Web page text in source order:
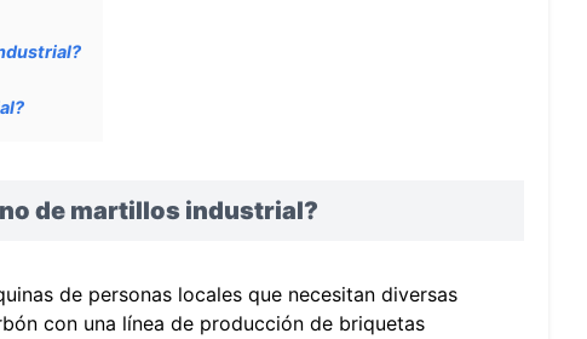
de martillos industrial?
de personas locales que necesitan diversas
con una línea de producción de briquetas